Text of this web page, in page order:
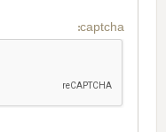
captcha: